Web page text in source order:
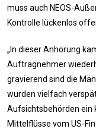
muss auch NEOS-
Kontrolle lückenlos
„In dieser Anhörung
Auftragnehmer
gravierend sind die
wurden vielfach
Aufsichtsbehörden ein
Mittelflüsse vom US-